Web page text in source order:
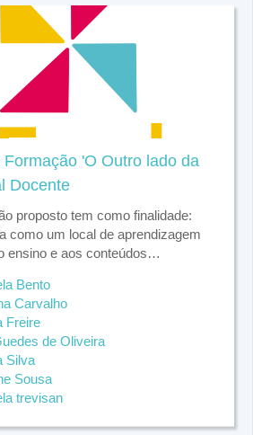
Formação 'O Outro lado da
Docente
proposto tem como finalidade:
como um local de aprendizagem
ensino e aos conteúdos
seguimento das propostas de
do projeto Aprender é de+, do
um foco particular em
não formal, em contexto
O recreio escolar, a importância
as crianças, as brincadeiras e
assumem aqui
Na continuidade do Projeto "A
Bento
Carvalho
Freire
de Oliveira
Silva
Sousa
trevisan